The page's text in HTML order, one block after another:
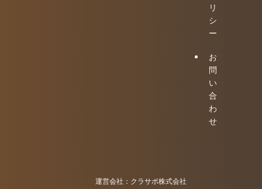
リ
シ
ー
お
問
い
合
わ
せ
運営会社：クラサポ株式会社